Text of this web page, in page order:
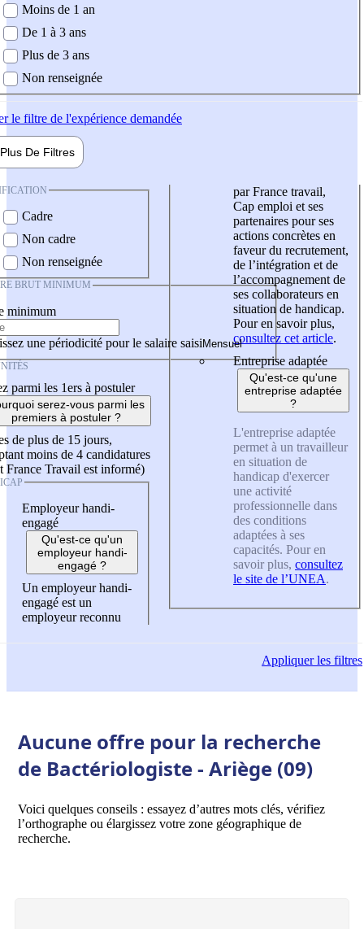
demandée
Moins de 1 an
De 1 à 3 ans
Plus de 3 ans
Non renseignée
le filtre de l'expérience demandée
Plus De Filtres
Cadre
Non cadre
Non renseignée
BRUT MINIMUM
minimum
une périodicité pour le salaire saisi
parmi les 1ers à postuler
serez-vous parmi les
premiers à postuler ?
de plus de 15 jours,
moins de 4 candidatures
France Travail est informé)
Employeur handi-
engagé
Qu'est-ce qu'un
employeur handi-
engagé ?
Un employeur handi-
engagé est un
employeur reconnu
par France travail,
Cap emploi et ses
partenaires pour ses
actions concrètes en
faveur du recrutement,
de l’intégration et de
l’accompagnement de
ses collaborateurs en
situation de handicap.
Pour en savoir plus,
consultez cet article.
Entreprise adaptée
Qu'est-ce qu'une
entreprise adaptée
?
L'entreprise adaptée
permet à un travailleur
en situation de
handicap d'exercer
une activité
professionnelle dans
des conditions
adaptées à ses
capacités. Pour en
savoir plus, consultez
le site de l’UNEA.
Appliquerles filtres
Aucune offre pour la recherche
de Bactériologiste - Ariège (09)
Voici quelques conseils : essayez d’autres mots clés, vérifiez
l’orthographe ou élargissez votre zone géographique de
recherche.